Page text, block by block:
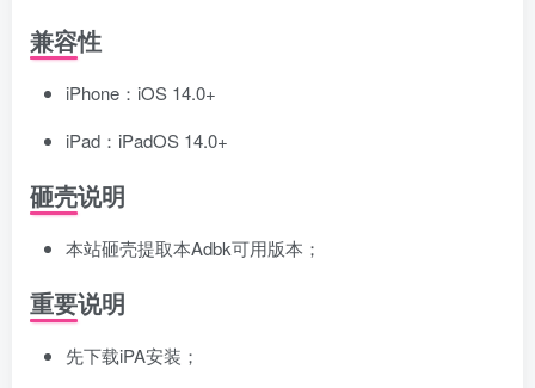
兼容性
iPhone：iOS 14.0+
iPad：iPadOS 14.0+
砸壳说明
本站砸壳提取本Adbk可用版本；
重要说明
先下载iPA安装；